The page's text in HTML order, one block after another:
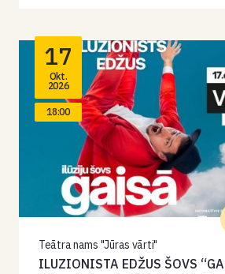
17
Okt.
2026
18:00
Teātra nams "Jūras vārti"
ILUZIONISTA EDŽUS ŠOVS